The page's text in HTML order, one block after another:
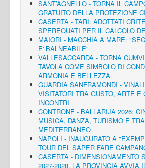
SANT’AGNELLO - TORNA IL
GRATUITO DELLA PROTEZIONE
CASERTA - TARI: ADOTTATI
SPEREQUATI PER IL CALCOLO
MAIORI - MACCHIA A MARE:
E' BALNEABILE"
VALLESACCARDA - TORNA
TAVOLA COME SIMBOLO DI
ARMONIA E BELLEZZA
GUARDIA SANFRAMONDI -
VISITATORI TRA GUSTO, ARTE E
INCONTRI
CONTRONE - BALLARIJA 2026:
MUSICA, DANZA, TURISMO E
MEDITERRANEO
NAPOLI - INAUGURATO A
TOUR DEL SAPER FARE
CASERTA - DIMENSIONAMENTO
2027-2028, LA PROVINCIA AVVIA